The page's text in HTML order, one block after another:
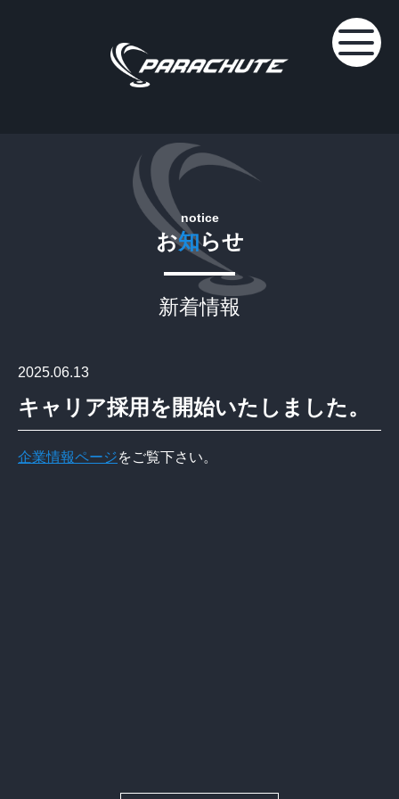
notice
お知らせ
新着情報
2025.06.13
キャリア採用を開始いたしました。
企業情報ページをご覧下さい。